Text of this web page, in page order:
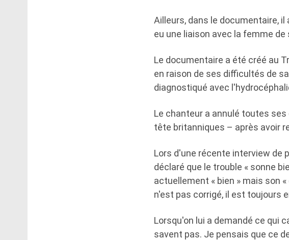
Ailleurs, dans le documentaire,
eu une liaison avec la femme de
Le documentaire a été créé au
en raison de ses difficultés de
diagnostiqué avec
Le chanteur a annulé toutes
tête britanniques – après avoir
Lors d'une récente interview de
déclaré que le trouble « sonne
actuellement « bien » mais son
n'est pas corrigé, il est toujours
Lorsqu'on lui a demandé ce qui
savent pas. Je pensais que ce